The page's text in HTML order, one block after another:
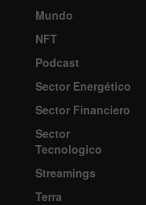
Mundo
NFT
Podcast
Sector Energético
Sector Financiero
Sector
Tecnologico
Streamings
Terra